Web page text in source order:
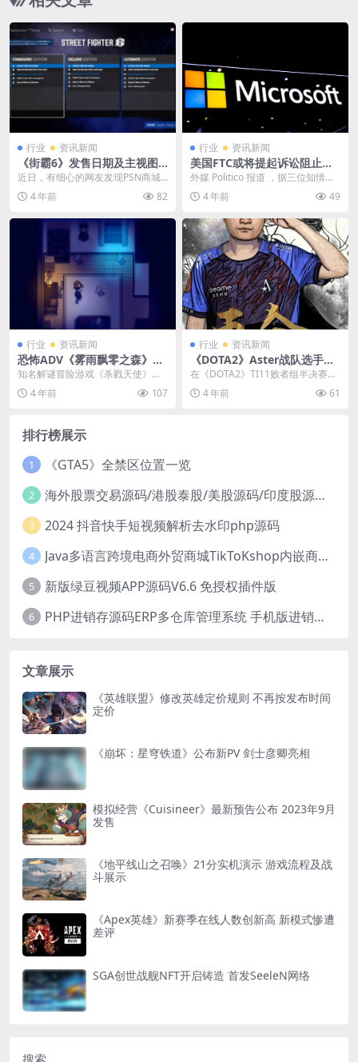
行业 资讯新闻
《街霸6》发售日期及主视图
泄露 2023年6月2日上线
近日，有细心的网友发现PSN商城
中提前泄露了《街头霸王6》的发售
日期及主视图，页...
4 年前 82
行业 资讯新闻
美国FTC或将提起诉讼阻止微
软收购动视暴雪
外媒 Politico 报道 ，据三位知情人
士透露，美国联邦贸易委员会(Fed
e... 4 年前 49
行业 资讯新闻
恐怖ADV《雾雨飘零之森》重
制版将于11月16日登陆Stea
m！
知名解谜冒险游戏《杀戮天使》作
者制作的《雾雨飘零之森》重制版
（日语版）现已确定将...
4 年前 107
行业 资讯新闻
《DOTA2》Aster战队选手Ori
正式退役 自此CN再无骄阳
在《DOTA2》TI11败者组半决赛
上，中国军团最后希望Aster不敌老
牌强队L...
4 年前 61
排行榜展示
1 《GTA5》全禁区位置一览
2 海外股票交易源码/港股泰股/美股源码/印度股源码/马拉西亚股票源码/国际股票配资
3 2024 抖音快手短视频解析去水印php源码
4 Java多语言跨境电商外贸商城TikToKshop内嵌商城I商家入驻I一键铺
5 新版绿豆视频APP源码V6.6 免授权插件版
6 PHP进销存源码ERP多仓库管理系统 手机版进销存 php网络版进销存小程序
文章展示
《英雄联盟》修改英雄定价规则 不再按发布时间
定价
《崩坏：星穹铁道》公布新PV 剑士彦卿亮相
模拟经营《Cuisineer》最新预告公布 2023年9月
发售
《地平线山之召唤》21分实机演示 游戏流程及战
斗展示
《Apex英雄》新赛季在线人数创新高 新模式惨遭
差评
SGA创世战舰NFT开启铸造 首发SeeleN网络